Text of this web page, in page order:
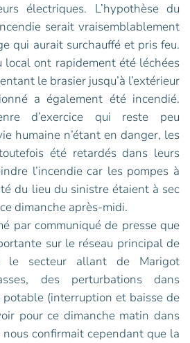
électriques. L’hypothèse du
serait vraisemblablement
qui aurait surchauffé et pris feu.
local ont rapidement été léchées
le brasier jusqu’à l’extérieur
a également été incendié.
d’exercice qui reste peu
humaine n’étant en danger, les
été retardés dans leurs
l’incendie car les pompes à
du lieu du sinistre étaient à sec
dimanche après-midi.
par communiqué de presse que
sur le réseau principal de
le secteur allant de Marigot
des perturbations dans
potable (interruption et baisse de
pour ce dimanche matin dans
nous confirmait cependant que la